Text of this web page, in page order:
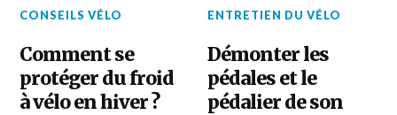
CONSEILS VÉLO
Comment se
protéger du froid
à vélo en hiver ?
ENTRETIEN DU VÉLO
Démonter les
pédales et le
pédalier de son